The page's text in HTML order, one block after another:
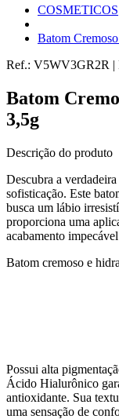
COSMETICOS
Batom
Ref.: V5WV3GR2R |
Batom
3,5g
Descrição do produto
Descubra a
sofisticação. Este
busca um lábio
proporciona uma
acabamento
Batom cremoso e
Possui alta
Ácido Hialurônico
antioxidante. Sua
uma sensação de